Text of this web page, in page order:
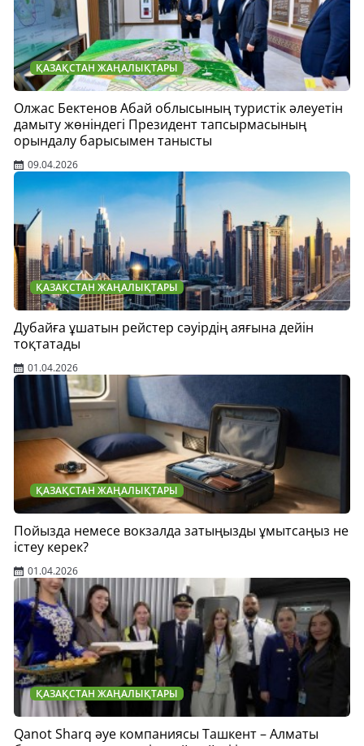
ҚАЗАҚСТАН ЖАҢАЛЫҚТАРЫ
Олжас Бектенов Абай облысының туристік әлеуетін
дамыту жөніндегі Президент тапсырмасының
орындалу барысымен танысты
09.04.2026
ҚАЗАҚСТАН ЖАҢАЛЫҚТАРЫ
Дубайға ұшатын рейстер сәуірдің аяғына дейін
тоқтатады
01.04.2026
ҚАЗАҚСТАН ЖАҢАЛЫҚТАРЫ
Пойызда немесе вокзалда затыңызды ұмытсаңыз не
істеу керек?
01.04.2026
ҚАЗАҚСТАН ЖАҢАЛЫҚТАРЫ
Qanot Sharq әуе компаниясы Ташкент – Алматы